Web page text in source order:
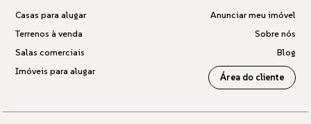
Casas para alugar
Terrenos à venda
Salas comerciais
Imóveis para alugar
Anunciar meu imóvel
Sobre nós
Blog
Área do cliente